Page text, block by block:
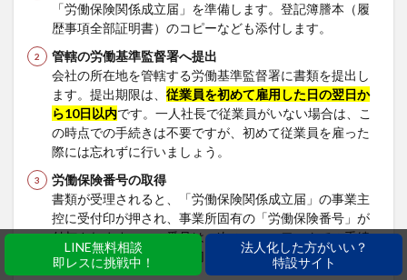
「労働保険関係成立届」を準備します。登記簿謄本（履
歴事項全部証明書）のコピーなども添付します。
管轄の労働基準監督署へ提出
会社の所在地を管轄する労働基準監督署に書類を提出し
ます。提出期限は、 従業員を初めて雇用した日の翌日か
ら10日以内です。一人社長で従業員がいない場合は、こ
の時点での手続きは不要ですが、初めて従業員を雇った
際には忘れずに行いましょう。
労働保険番号の取得
書類が受理されると、「労働保険関係成立届」の事業主
控に受付印が押され、事業所固有の「労働保険番号」が
付与されます。この番号は、次のハローワークでの手続
きに必要となるため、大切に保管してください。
LINE無料相談
即レスに挑戦中！
法人化した方がいい？
特設サイト